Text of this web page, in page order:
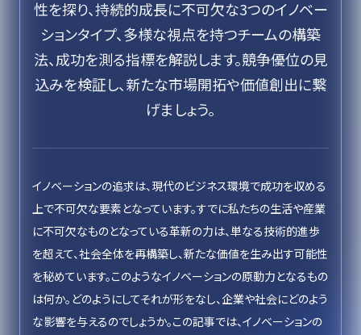
性を探り、持続的成長に不可欠な3つのイノベー
ションタイプ、多様な視点を持つチームの構築
法、成功を測る指標を解説します。競争優位の見
込みを検証し、新たな市場開拓や価値創出に繋
げましょう。
イノベーションの追求は、現代のビジネス環境で成功を収める
上で不可欠な要素となっています。すでに私たちの生活や産業
に不可欠なものとなっている革新の力は、単なる技術的進歩
を超えて、社会全体を再構築し、新たな価値を生み出す可能性
を秘めています。このようなイノベーションの原動力となるもの
は何か。どのようにしてそれが形をなし、企業や社会にどのよう
な影響を与えるのでしょうか。この記事では、イノベーションの